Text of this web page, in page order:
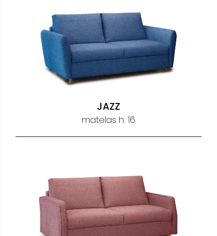
JAZZ
matelas h. 16